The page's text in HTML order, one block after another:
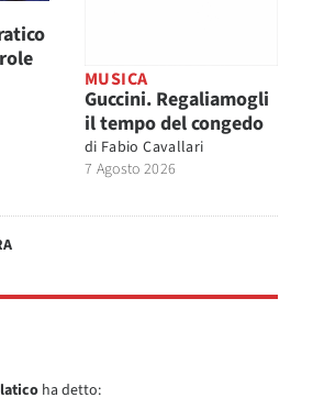
MUSICA
Guccini. Regaliamogli
il tempo del congedo
di Fabio Cavallari
7 Agosto 2026
ha detto: